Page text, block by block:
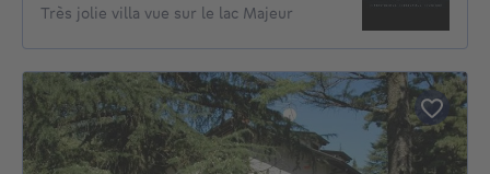
Très jolie villa vue sur le lac Majeur